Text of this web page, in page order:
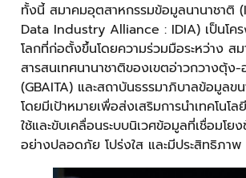
ทั้งนี้ สมาคมอุตสาหกรรมข้อมูลนานาชาติ
Data Industry Alliance : IDIA) เป็นโคร
โลกที่ก่อตั้งขึ้นโดยความร่วมมือระหว่าง สม
สารสนเทศนานาชาติของเขตอ่าวกวางตุ้ง-
(GBAITA) และสถาบันธรรมาภิบาลข้อมูลข
โดยมีเป้าหมายเพื่อส่งเสริมการนำเทคโนโ
ใช้และขับเคลื่อนระบบนิเวศข้อมูลที่เชื่อมโย
อย่างปลอดภัย โปร่งใส และมีประสิทธิภาพ